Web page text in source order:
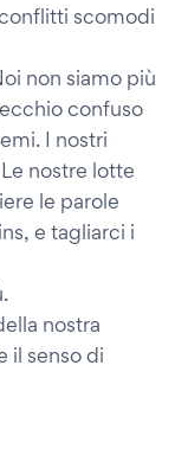
scomodi
non siamo più
confuso
I nostri
nostre lotte
le parole
e tagliarci i
nostra
il senso di